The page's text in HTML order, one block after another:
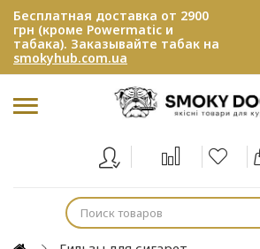
Бесплатная доставка от 2900
грн (кроме Powermatic и
табака). Заказывайте табак на
smokyhub.com.ua